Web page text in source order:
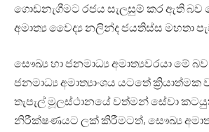
ගොඩනැගීමට රජය සැලසුම් කර ඇති බව
අමාත්‍ය වෛද්‍ය නලින්ද ජයතිස්ස මහතා
සෞඛ්‍ය හා ජනමාධ්‍ය අමාත්‍යවරයා මේ
ජනමාධ්‍ය අමාත්‍යාංශය යටතේ ක්‍රියාත්මක
තැපැල් මූලස්ථානයේ වත්මන් සේවා
නිරීක්ෂණයට ලක් කිරීමටත්, සෞඛ්‍ය